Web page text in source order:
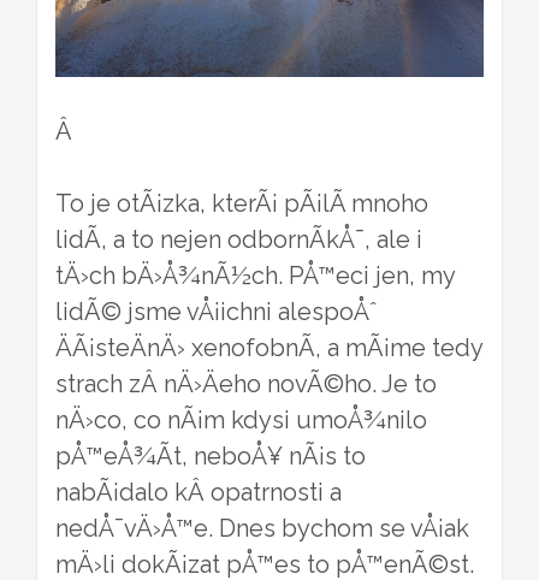
Â
To je otÃ¡zka, kterÃ¡ pÃ¡lÃ­ mnoho
lidÃ­, a to nejen odbornÃ­kÅ¯, ale i
tÄ›ch bÄ›Å¾nÃ½ch. PÅ™eci jen, my
lidÃ© jsme vÅ¡ichni alespoÅˆ
ÄÃ¡steÄnÄ› xenofobnÃ­, a mÃ¡me tedy
strach zÂ nÄ›Äeho novÃ©ho. Je to
nÄ›co, co nÃ¡m kdysi umoÅ¾nilo
pÅ™eÅ¾Ã­t, neboÅ¥ nÃ¡s to
nabÃ¡dalo kÂ opatrnosti a
nedÅ¯vÄ›Å™e. Dnes bychom se vÅ¡ak
mÄ›li dokÃ¡zat pÅ™es to pÅ™enÃ©st.